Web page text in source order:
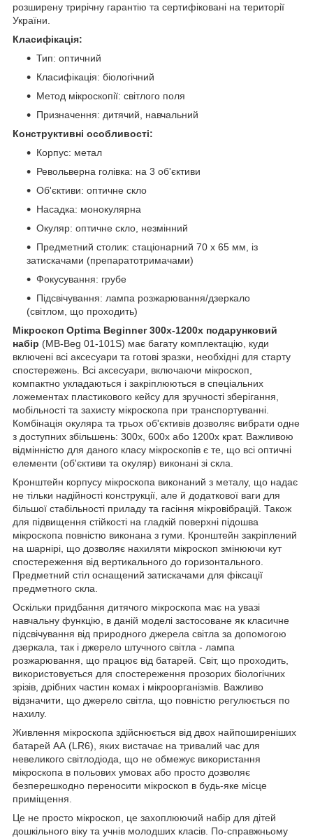
розширену трирічну гарантію та сертифіковані на території
України.
Класифікація:
Тип: оптичний
Класифікація: біологічний
Метод мікроскопії: світлого поля
Призначення: дитячий, навчальний
Конструктивні особливості:
Корпус: метал
Револьверна голівка: на 3 об'єктиви
Об'єктиви: оптичне скло
Насадка: монокулярна
Окуляр: оптичне скло, незмінний
Предметний столик: стаціонарний 70 х 65 мм, із
затискачами (препаратотримачами)
Фокусування: грубе
Підсвічування: лампа розжарювання/дзеркало
(світлом, що проходить)
Мікроскоп Optima Beginner 300x-1200x подарунковий
набір (MB-Beg 01-101S) має багату комплектацію, куди
включені всі аксесуари та готові зразки, необхідні для старту
спостережень. Всі аксесуари, включаючи мікроскоп,
компактно укладаються і закріплюються в спеціальних
ложементах пластикового кейсу для зручності зберігання,
мобільності та захисту мікроскопа при транспортуванні.
Комбінація окуляра та трьох об'єктивів дозволяє вибрати одне
з доступних збільшень: 300х, 600х або 1200х крат. Важливою
відмінністю для даного класу мікроскопів є те, що всі оптичні
елементи (об'єктиви та окуляр) виконані зі скла.
Кронштейн корпусу мікроскопа виконаний з металу, що надає
не тільки надійності конструкції, але й додаткової ваги для
більшої стабільності приладу та гасіння мікровібрацій. Також
для підвищення стійкості на гладкій поверхні підошва
мікроскопа повністю виконана з гуми. Кронштейн закріплений
на шарнірі, що дозволяє нахиляти мікроскоп змінюючи кут
спостереження від вертикального до горизонтального.
Предметний стіл оснащений затискачами для фіксації
предметного скла.
Оскільки придбання дитячого мікроскопа має на увазі
навчальну функцію, в даній моделі застосоване як класичне
підсвічування від природного джерела світла за допомогою
дзеркала, так і джерело штучного світла - лампа
розжарювання, що працює від батарей. Світ, що проходить,
використовується для спостереження прозорих біологічних
зрізів, дрібних частин комах і мікроорганізмів. Важливо
відзначити, що джерело світла, що повністю регулюється по
нахилу.
Живлення мікроскопа здійснюється від двох найпоширеніших
батарей АА (LR6), яких вистачає на тривалий час для
невеликого світлодіода, що не обмежує використання
мікроскопа в польових умовах або просто дозволяє
безперешкодно переносити мікроскоп в будь-яке місце
приміщення.
Це не просто мікроскоп, це захоплюючий набір для дітей
дошкільного віку та учнів молодших класів. По-справжньому